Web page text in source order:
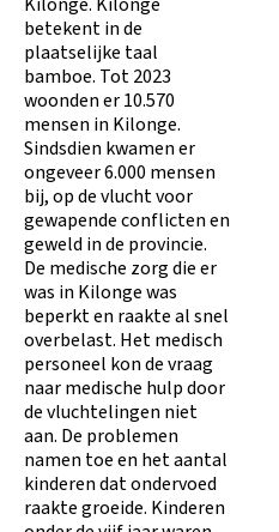
betekent in de
plaatselijke taal
bamboe. Tot 2023
woonden er 10.570
mensen in Kilonge.
Sindsdien kwamen er
ongeveer 6.000 mensen
bij, op de vlucht voor
gewapende conflicten en
geweld in de provincie.
De medische zorg die er
was in Kilonge was
beperkt en raakte al snel
overbelast. Het medisch
personeel kon de vraag
naar medische hulp door
de vluchtelingen niet
aan. De problemen
namen toe en het aantal
kinderen dat ondervoed
raakte groeide. Kinderen